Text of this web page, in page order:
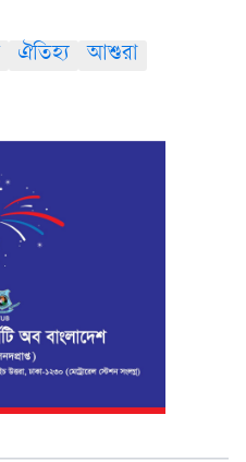
ঐতিহ্য আশুরা